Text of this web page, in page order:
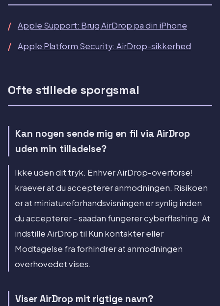
Apple Support: Brug AirDrop pa din iPhone
Apple Platform Security: AirDrop-sikkerhed
Ofte stillede sporgsmal
Kan nogen sende mig en fil via AirDrop
uden min tilladelse?
Ikke uden dit tryk. Enhver AirDrop-overforse!
kraever at du accepterer anmodningen. Risikoen
er at miniatureforhandsvisningen er synlig inden
du accepterer - saadan fungerer cyberflashing. At
indstille AirDrop til Kun kontakter eller
Modtagelse fra forhindrer at anmodningen
overhovedet vises.
Viser AirDrop mit rigtige navn?